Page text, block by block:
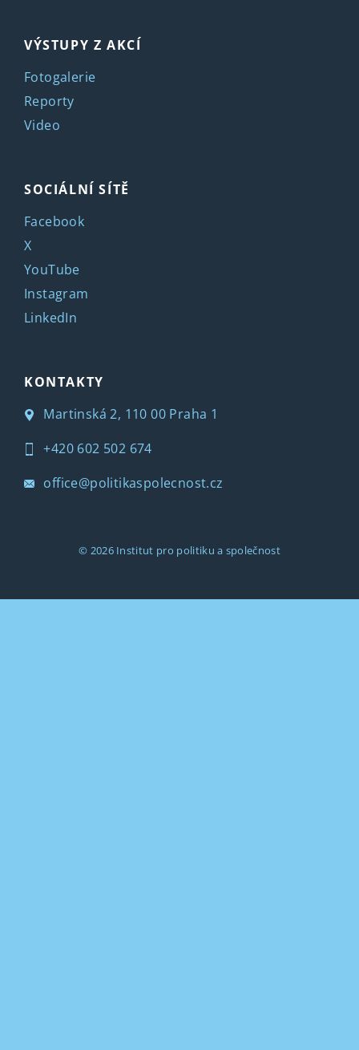
VÝSTUPY Z AKCÍ
Fotogalerie
Reporty
Video
SOCIÁLNÍ SÍTĚ
Facebook
X
YouTube
Instagram
LinkedIn
KONTAKTY
Martinská 2, 110 00 Praha 1
+420 602 502 674
office@politikaspolecnost.cz
© 2026 Institut pro politiku a společnost